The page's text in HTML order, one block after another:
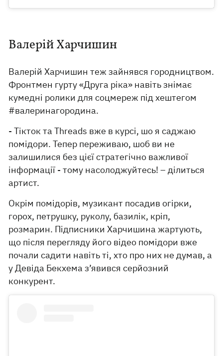
Валерій Харчишин
Валерій Харчишин теж зайнявся городництвом.
Фронтмен гурту «Друга ріка» навіть знімає
кумедні ролики для соцмереж під хештегом
#валеринагородина.
- Tікток та Threads вже в курсі, шо я саджаю
помідори. Тепер переживаю, шоб ви не
залишилися без цієї стратегічно важливої
інформації - тому насолоджуйтесь! – ділиться
артист.
Окрім помідорів, музикант посадив огірки,
горох, петрушку, руколу, базилік, кріп,
розмарин. Підписники Харчишина жартують,
що після перегляду його відео помідори вже
почали садити навіть ті, хто про них не думав, а
у Девіда Бекхема з’явився серйозний
конкурент.